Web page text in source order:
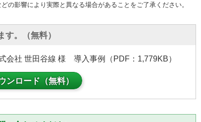
の影響により実際と異なる場合があることをご了承ください。
。（無料）
会社 世田谷線 様 導入事例（PDF：1,779KB）
ンロード（無料）